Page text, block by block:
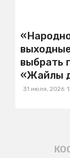
выбрать
«Жайлы
31 июля, 2026